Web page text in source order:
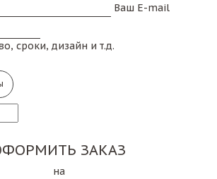
Ваш E-mail
сроки, дизайн и т.д.
ЗАКАЗ
на